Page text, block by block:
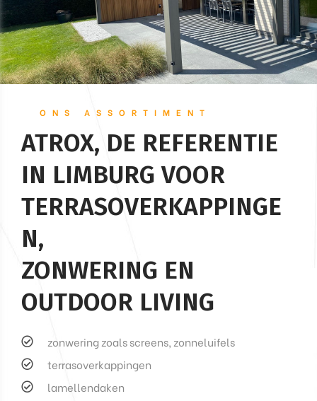
ONS ASSORTIMENT
ATROX, DE REFERENTIE
IN LIMBURG VOOR
TERRASOVERKAPPINGE
N,
ZONWERING EN
​​​​​​​OUTDOOR LIVING
zonwering zoals screens, zonneluifels
terrasoverkappingen
lamellendaken